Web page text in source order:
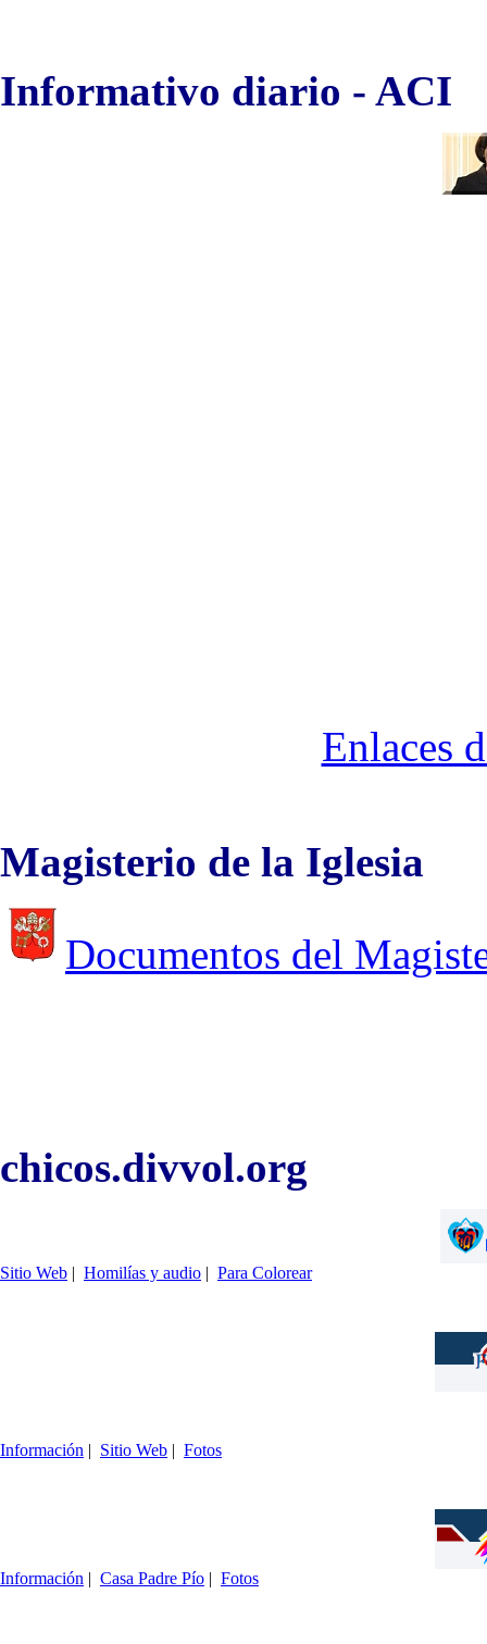
Informativo diario - ACI
Enlaces
Magisterio de la Iglesia
Documentos del
chicos.divvol.org
Sitio Web | Homilías y audio | Para Colorear
Información | Sitio Web | Fotos
Información | Casa Padre Pío | Fotos